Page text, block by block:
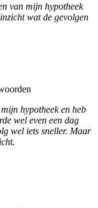
van mijn hypotheek
wat de gevolgen
hypotheek en heb
wel even een dag
wel iets sneller. Maar